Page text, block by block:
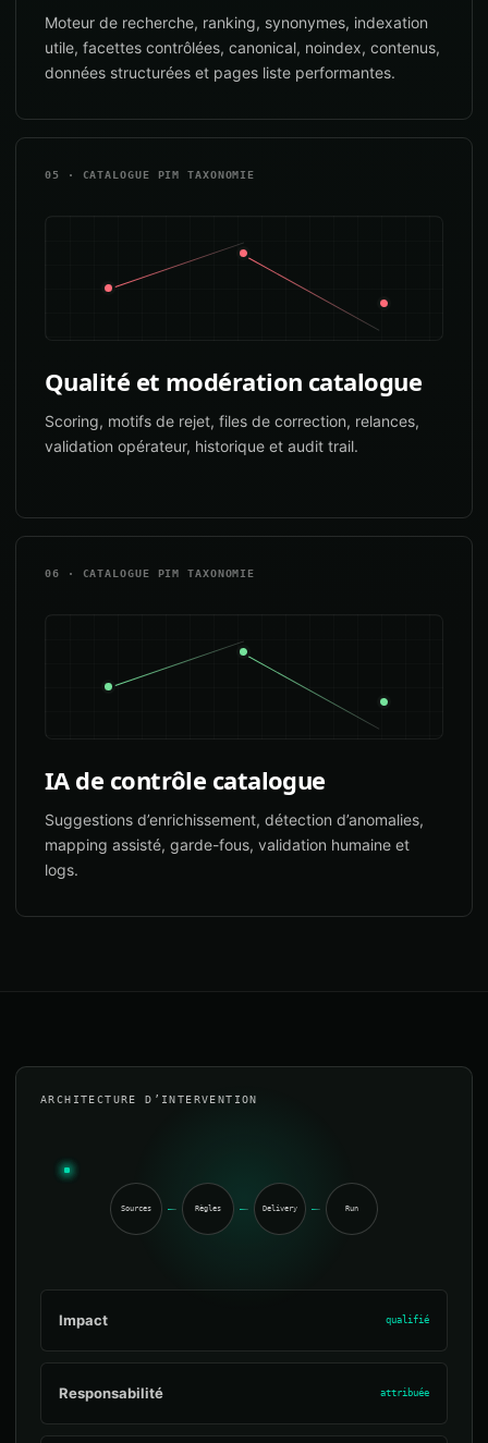
Moteur de recherche, ranking, synonymes, indexation
utile, facettes contrôlées, canonical, noindex, contenus,
données structurées et pages liste performantes.
05 · CATALOGUE PIM TAXONOMIE
Qualité et modération catalogue
Scoring, motifs de rejet, files de correction, relances,
validation opérateur, historique et audit trail.
06 · CATALOGUE PIM TAXONOMIE
IA de contrôle catalogue
Suggestions d’enrichissement, détection d’anomalies,
mapping assisté, garde-fous, validation humaine et
logs.
ARCHITECTURE D’INTERVENTION
Sources Règles Delivery Run
Impact qualifié
Responsabilité attribuée